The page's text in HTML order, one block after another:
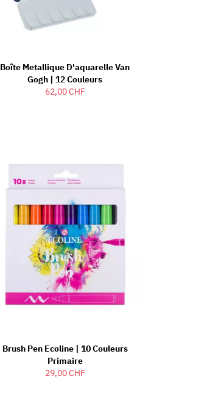
Boîte Metallique D'aquarelle Van
Gogh | 12 Couleurs
62,00 CHF
Brush Pen Ecoline | 10 Couleurs
Primaire
29,00 CHF